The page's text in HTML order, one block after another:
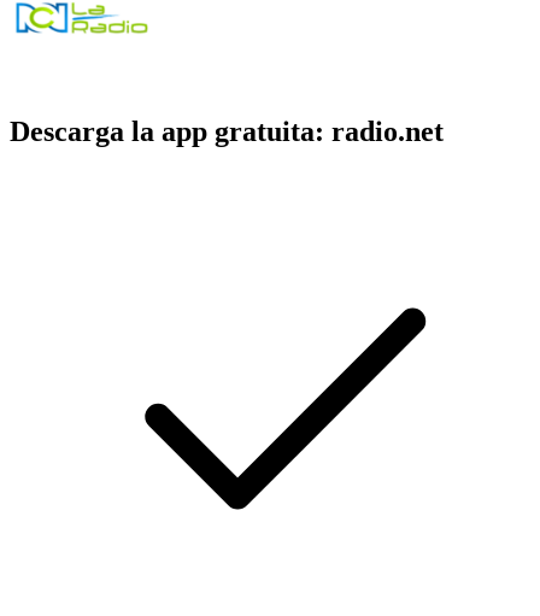
Descarga la app gratuita: radio.net